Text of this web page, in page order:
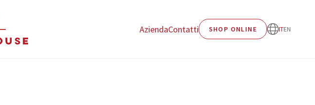
AziendaContatti SHOP ONLINE ITEN